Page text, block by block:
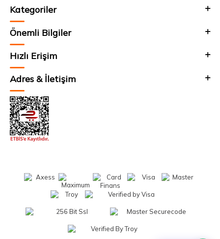
Kategoriler
Önemli Bilgiler
Hızlı Erişim
Adres & İletişim